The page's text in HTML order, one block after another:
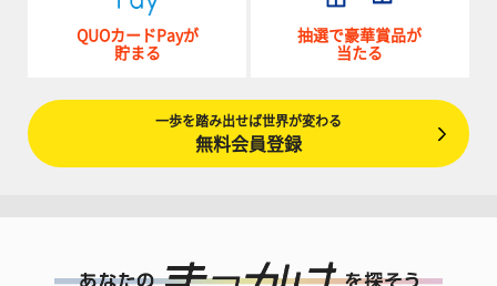
QUOカードPayが
貯まる
抽選で豪華賞品が
当たる
一歩を踏み出せば世界が変わる
無料会員登録